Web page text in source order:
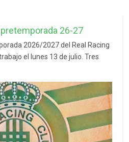
26-27
2026/2027 del Real Racing
el lunes 13 de julio. Tres